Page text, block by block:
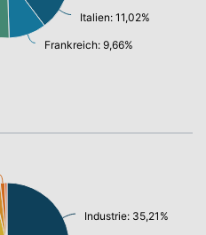
Italien: 11,02%
Frankreich: 9,66%
Industrie: 35,21%